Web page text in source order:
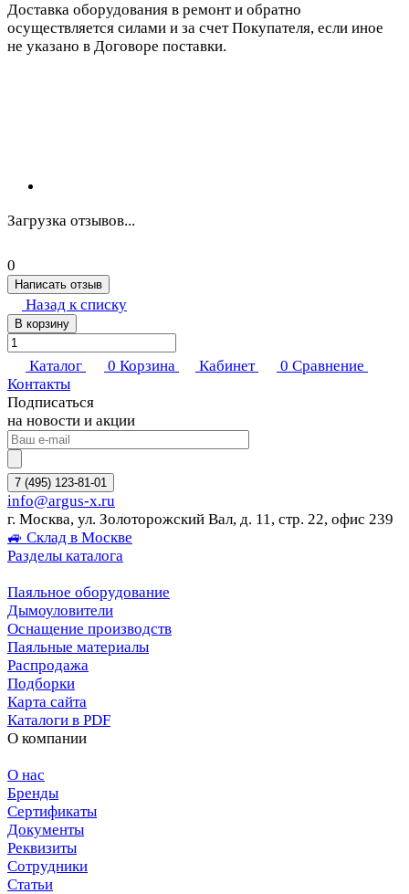
Доставка оборудования в ремонт и обратно
осуществляется силами и за счет Покупателя, если иное
не указано в Договоре поставки.
Загрузка отзывов...
0
Написать отзыв
Назад к списку
В корзину
Каталог 0 Корзина Кабинет 0 Сравнение
Контакты
Подписаться
на новости и акции
7 (495) 123-81-01
info@argus-x.ru
г. Москва, ул. Золоторожский Вал, д. 11, стр. 22, офис 239
🚙 Склад в Москве
Разделы каталога
Паяльное оборудование
Дымоуловители
Оснащение производств
Паяльные материалы
Распродажа
Подборки
Карта сайта
Каталоги в PDF
О компании
О нас
Бренды
Сертификаты
Документы
Реквизиты
Сотрудники
Статьи